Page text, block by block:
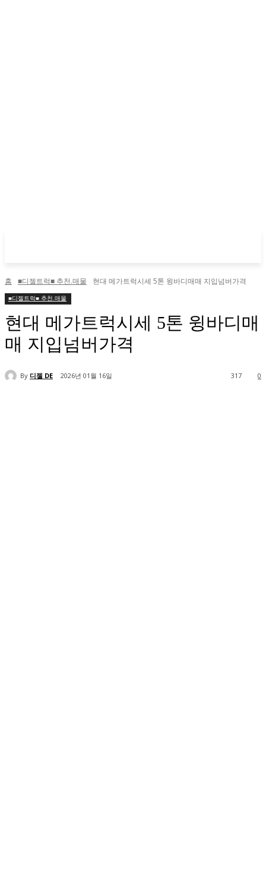
홈 ■디젤트럭■ 추천.매물 현대 메가트럭시세 5톤 윙바디매매 지입넘버가격
■디젤트럭■ 추천.매물
현대 메가트럭시세 5톤 윙바디매
매 지입넘버가격
By 디젤 DE 2026년 01월 16일 0
317